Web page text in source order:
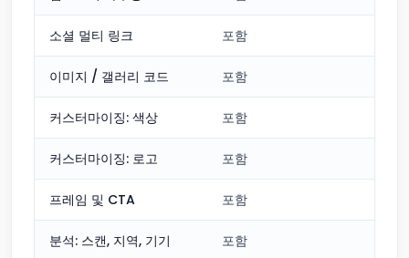
소셜 멀티 링크 포함
이미지 / 갤러리 코드 포함
커스터마이징: 색상 포함
커스터마이징: 로고 포함
프레임 및 CTA 포함
분석: 스캔, 지역, 기기 포함